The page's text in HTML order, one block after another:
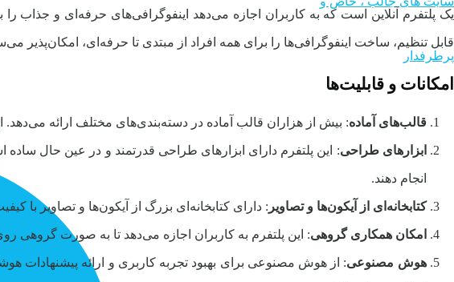
یک پلتفرم آنلاین است که به کاربران اجازه می‌دهد اینفوگرافی‌های حرفه‌ای و جذاب
قابل تنظیم، ساخت اینفوگرافی‌ها را برای همه افراد از مبتدی تا حرفه‌ای، امکان‌پذیر
امکانات و قابلیت‌ها
قالب‌های آماده: بیش از هزاران قالب آماده در دسته‌بندی‌های مختلف ارائه
ابزارهای طراحی: این پلتفرم دارای ابزارهای طراحی قدرتمند و در عین حال ساده
انجام دهند.
کتابخانه‌ای از آیکون‌ها و تصاویر : دارای کتابخانه‌ای بزرگ از آیکون‌ها و تصاویر با
امکان همکاری گروهی: این پلتفرم به کاربران اجازه می‌دهد تا به صورت گروهی
هوش مصنوعی: از هوش مصنوعی برای بهبود تجربه کاربری و ارائه پیشنهادات